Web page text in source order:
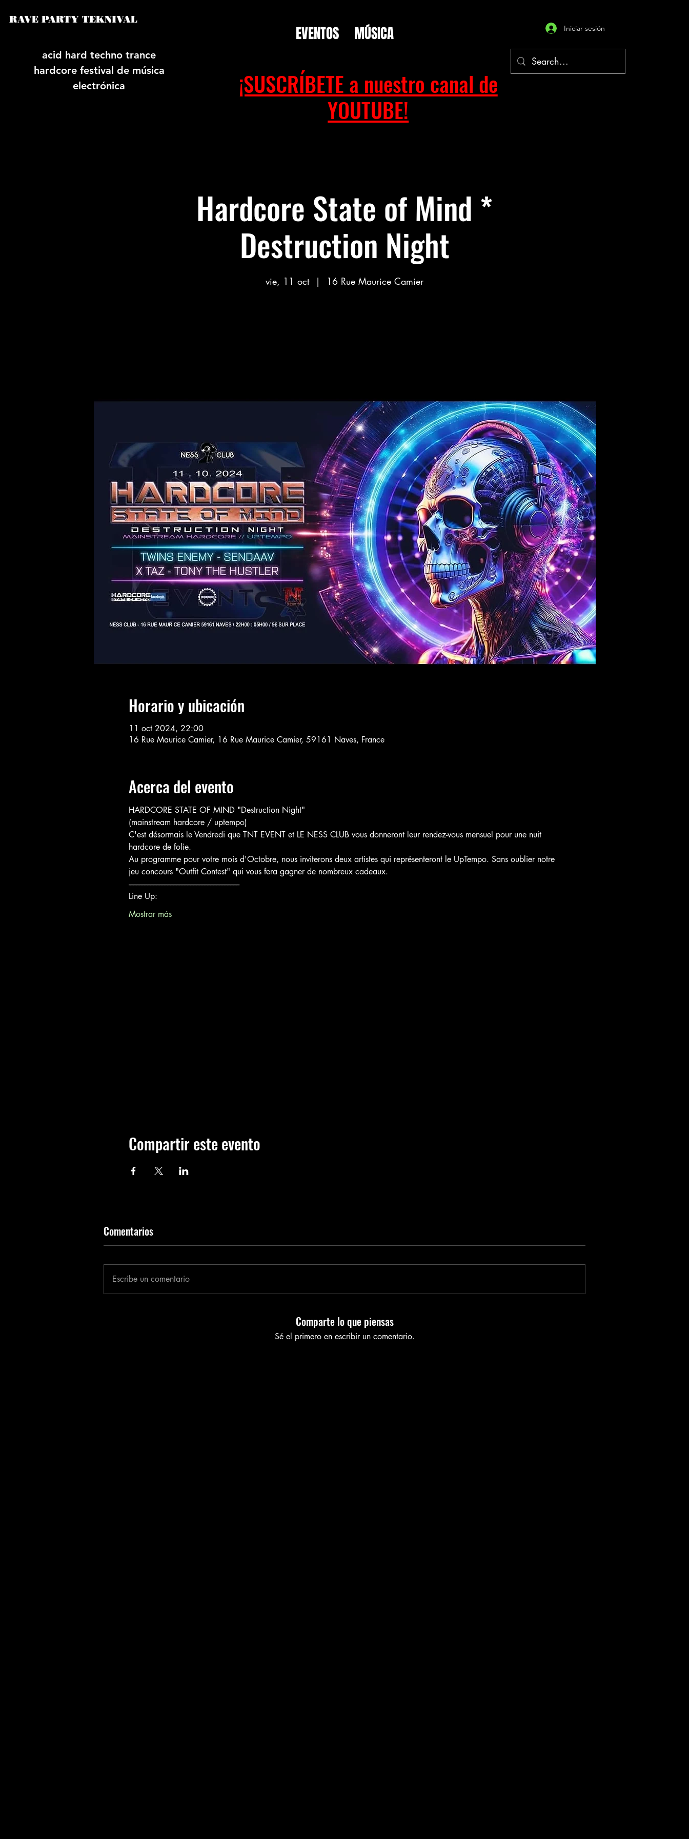
RAVE PARTY TEKNIVAL
acid hard techno trance
hardcore festival de música
electrónica
¡SUSCRÍBETE a nuestro canal de
YOUTUBE!
Iniciar sesión
EVENTOS MÚSICA
Hardcore State of Mind *
Destruction Night
vie, 11 oct
  |
16 Rue Maurice Camier
Horario y ubicación
11 oct 2024, 22:00
16 Rue Maurice Camier, 16 Rue Maurice Camier, 59161 Naves, France
Acerca del evento
HARDCORE STATE OF MIND "Destruction Night"
(mainstream hardcore / uptempo)
C'est désormais le Vendredi que TNT EVENT et LE NESS CLUB vous donneront leur rendez-vous mensuel pour une nuit
hardcore de folie.
Au programme pour votre mois d'Octobre, nous inviterons deux artistes qui représenteront le UpTempo. Sans oublier notre
jeu concours "Outfit Contest" qui vous fera gagner de nombreux cadeaux.
------------------------------------------------------------------------
Line Up:
Mostrar más
Compartir este evento
Comentarios
Escribe un comentario
Comparte lo que piensas
Sé el primero en escribir un comentario.